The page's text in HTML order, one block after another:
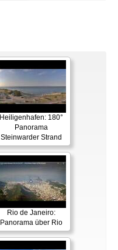
Heiligenhafen: 180°
Panorama
Steinwarder Strand
Rio de Janeiro:
Panorama über Rio